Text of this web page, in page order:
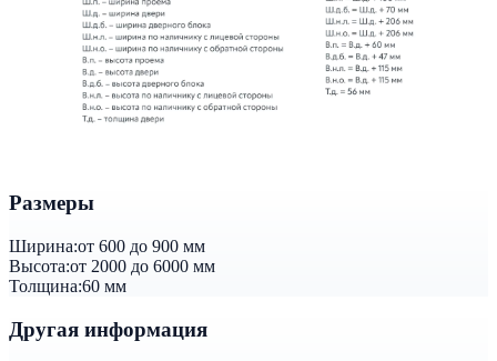
Размеры
Ширина:от 600 до 900 мм
Высота:от 2000 до 6000 мм
Толщина:60 мм
Другая информация